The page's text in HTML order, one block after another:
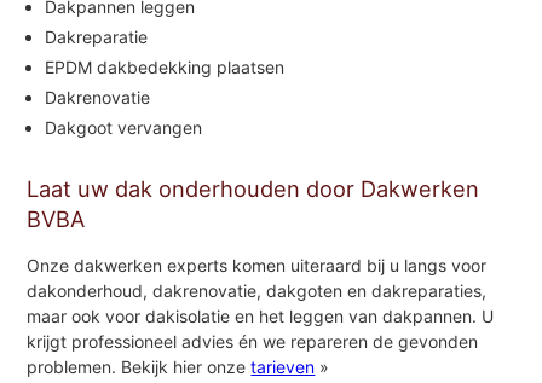
Dakpannen leggen
Dakreparatie
EPDM dakbedekking plaatsen
Dakrenovatie
Dakgoot vervangen
Laat uw dak onderhouden door Dakwerken
BVBA
Onze dakwerken experts komen uiteraard bij u langs voor
dakonderhoud, dakrenovatie, dakgoten en dakreparaties,
maar ook voor dakisolatie en het leggen van dakpannen. U
krijgt professioneel advies én we repareren de gevonden
problemen. Bekijk hier onzetarieven »